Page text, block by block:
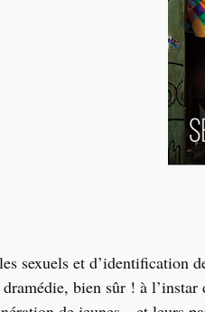
sexuels et d’identification
bien sûr ! à l’instar